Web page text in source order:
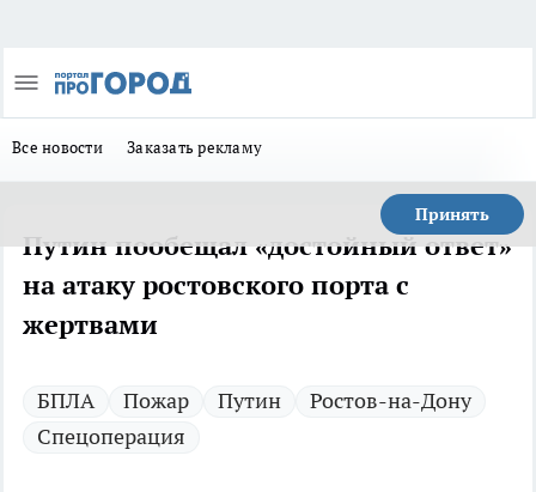
Все новости Заказать рекламу
Принять
Путин пообещал «достойный ответ»
на атаку ростовского порта с
жертвами
БПЛА Пожар Путин
Ростов-на-Дону
Спецоперация